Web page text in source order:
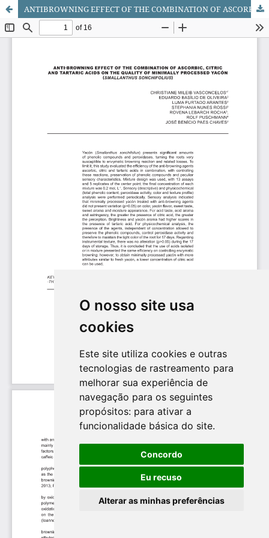
O nosso site usa
cookies
Este site utiliza cookies e outras
tecnologias de rastreamento para
melhorar sua experiência de
navegação para os seguintes
propósitos: para ativar a
funcionalidade básica do site.
Concordo
Eu recuso
Alterar as minhas preferências
ANTIBROWNING EFFECT OF THE COMBINATION OF ASCORBIC, CITRIC AND TARTARIC ACIDS ON QUALITY OF MINIMALLY PROCESSED YACON (Smallanthus sonchifolius)